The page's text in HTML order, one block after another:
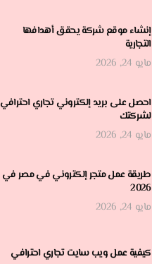
إنشاء موقع شركة يحقق أهدافها
التجارية
مايو 24, 2026
احصل على بريد إلكتروني تجاري احترافي
لشركتك
مايو 24, 2026
طريقة عمل متجر إلكتروني في مصر في
2026
مايو 24, 2026
كيفية عمل ويب سايت تجاري احترافي